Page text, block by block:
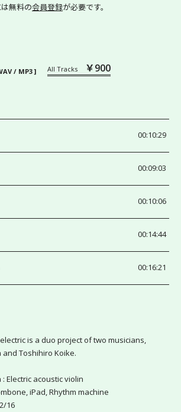
無料の会員登録が必要です。
/ MP3 ] All Tracks ￥900
00:10:29
00:09:03
00:10:06
00:14:44
00:16:21
is a duo project of two musicians,
Toshihiro Koike.
Electric acoustic violin
iPad, Rhythm machine
16